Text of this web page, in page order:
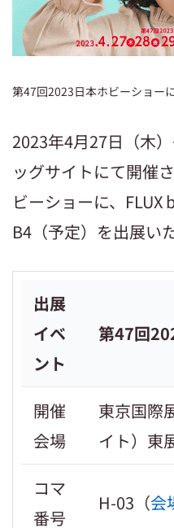
第47回2023日本ホビーショー
2023年4月27日（木
ッグサイトにて開催
ビーショーに、 FLUX
B4 （予定）を出展い
出展
イベ
ント
第47回
開催
会場
東京国際
イト）東
コマ
番号
H-03（会